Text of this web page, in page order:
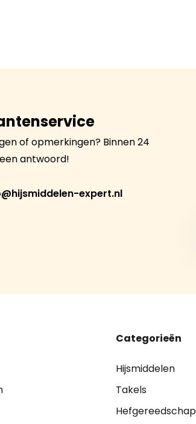
of opmerkingen? Binnen 24
antwoord!
expert.nl
Categorieën
Hijsmiddelen
Takels
Hefgereedschap